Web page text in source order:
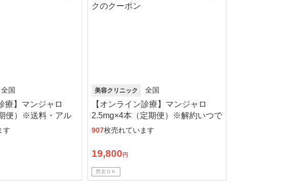
全国
療】マンジャロ
便）※送料・アル
料込
す
美容クリニック 全国
【オンライン診療】マンジャロ
2.5mg×4本（定期便）※解約いつで
も可能！
907枚売れています
19,800 円
男女ＯＫ